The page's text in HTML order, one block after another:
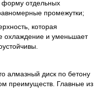
форму отдельных
промежутки;
которая
охлаждение и уменьшает
алмазный диск по бетону
преимуществ. Главные из